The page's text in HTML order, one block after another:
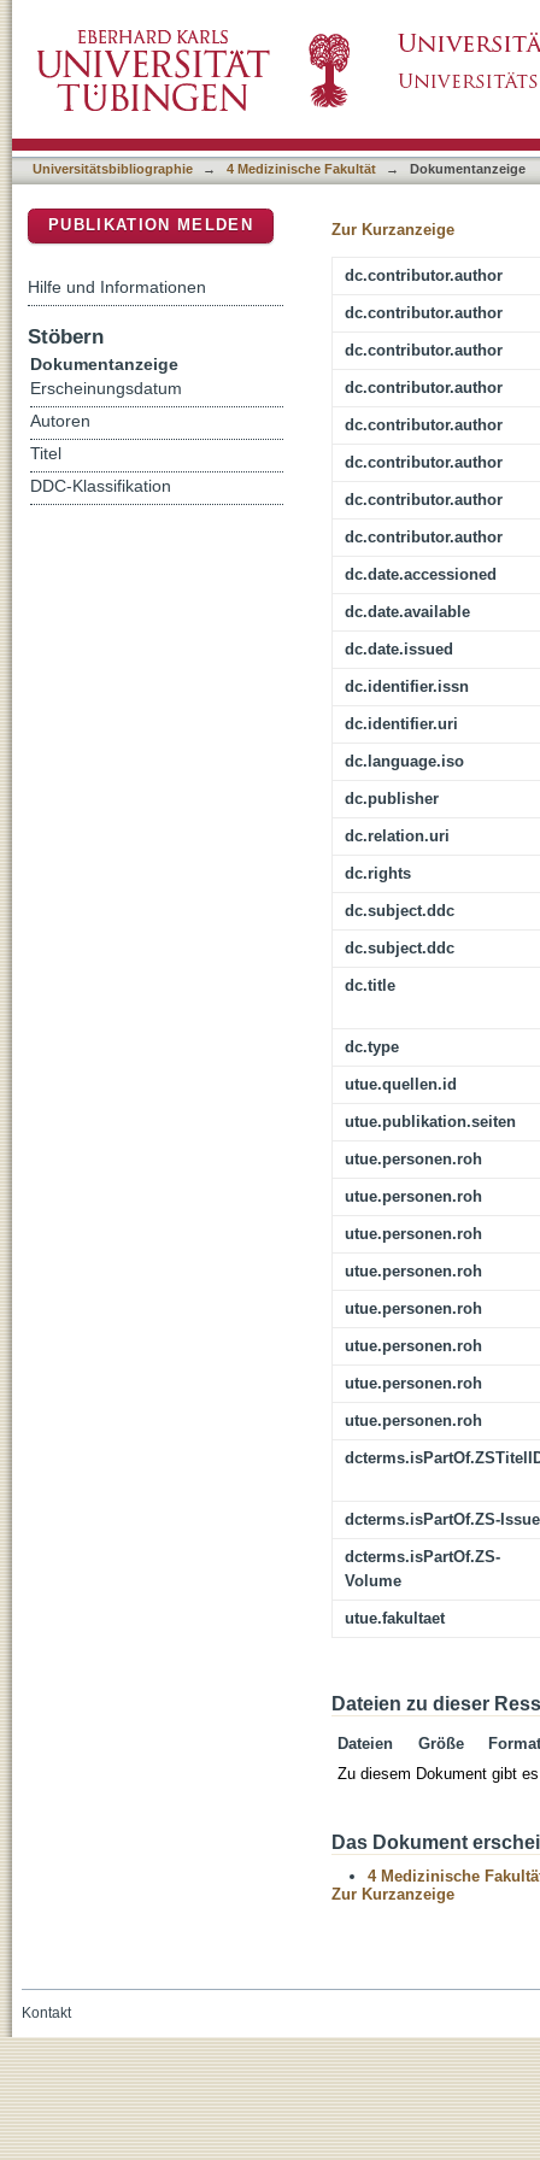
magnetocardiographic study
Universitätsbibliographie → 4 Medizinische Fakultät → Dokumentanzeige
Zur Kurzanzeige
dc.contributor.author
dc.contributor.author
dc.contributor.author
dc.contributor.author
dc.contributor.author
dc.contributor.author
dc.contributor.author
dc.contributor.author
dc.date.accessioned
dc.date.available
dc.date.issued
dc.identifier.issn
dc.identifier.uri
dc.language.iso
dc.publisher
dc.relation.uri
dc.rights
dc.subject.ddc
dc.subject.ddc
dc.title
dc.type
utue.quellen.id
utue.publikation.seiten
utue.personen.roh
utue.personen.roh
utue.personen.roh
utue.personen.roh
utue.personen.roh
utue.personen.roh
utue.personen.roh
utue.personen.roh
dcterms.isPartOf.ZS-Issue
dcterms.isPartOf.ZS-
Volume
utue.fakultaet
Dateien zu dieser
Dateien Größe
Format
Zu diesem Dokument gibt
Das Dokument
4 Medizinische
Zur Kurzanzeige
PUBLIKATION MELDEN
Hilfe und Informationen
Stöbern
Dokumentanzeige
Erscheinungsdatum
Autoren
Titel
DDC-Klassifikation
Kontakt